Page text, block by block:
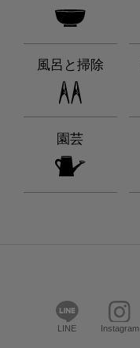
風呂と掃除
園芸
LINE Instagram